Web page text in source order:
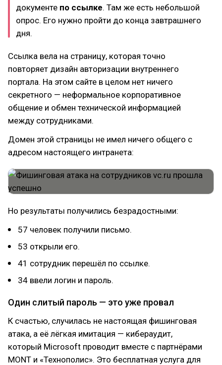
документе по ссылке. Там же есть небольшой
опрос. Его нужно пройти до конца завтрашнего
дня.
Ссылка вела на страницу, которая точно
повторяет дизайн авторизации внутреннего
портала. На этом сайте в целом нет ничего
секретного — неформальное корпоративное
общение и обмен технической информацией
между сотрудниками.
Домен этой страницы не имел ничего общего с
адресом настоящего интранета:
Но результаты получились безрадостными:
57 человек получили письмо.
53 открыли его.
41 сотрудник перешёл по ссылке.
34 ввели логин и пароль.
Один слитый пароль — это уже провал
К счастью, случилась не настоящая фишинговая
атака, а её лёгкая имитация — кибераудит,
который Microsoft проводит вместе с партнёрами
MONT и «Технополис». Это бесплатная услуга для